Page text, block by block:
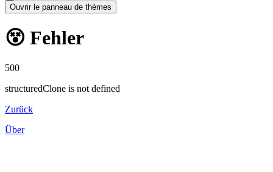
Ouvrir le panneau de thèmes
😵 Fehler
500
structuredClone is not defined
Zurück
Über